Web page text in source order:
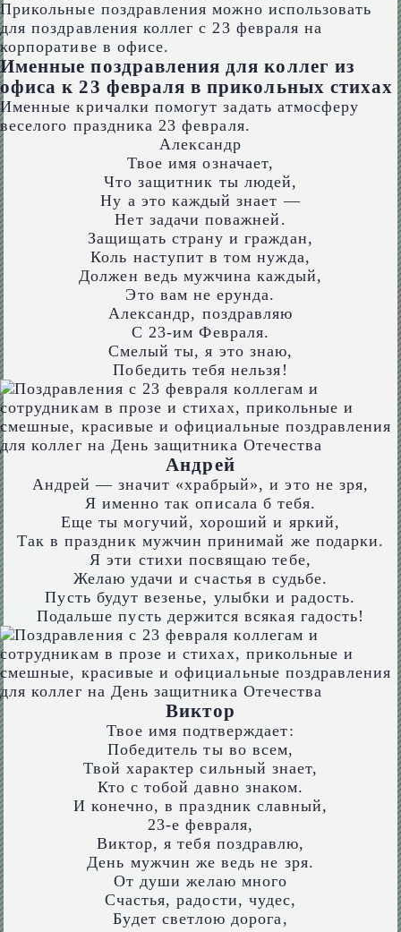
Прикольные поздравления можно использовать
для поздравления коллег с 23 февраля на
корпоративе в офисе.
Именные поздравления для коллег из
офиса к 23 февраля в прикольных стихах
Именные кричалки помогут задать атмосферу
веселого праздника 23 февраля.
Александр
Твое имя означает,
Что защитник ты людей,
Ну а это каждый знает —
Нет задачи поважней.
Защищать страну и граждан,
Коль наступит в том нужда,
Должен ведь мужчина каждый,
Это вам не ерунда.
Александр, поздравляю
С 23-им Февраля.
Смелый ты, я это знаю,
Победить тебя нельзя!
Андрей
Андрей — значит «храбрый», и это не зря,
Я именно так описала б тебя.
Еще ты могучий, хороший и яркий,
Так в праздник мужчин принимай же подарки.
Я эти стихи посвящаю тебе,
Желаю удачи и счастья в судьбе.
Пусть будут везенье, улыбки и радость.
Подальше пусть держится всякая гадость!
Виктор
Твое имя подтверждает:
Победитель ты во всем,
Твой характер сильный знает,
Кто с тобой давно знаком.
И конечно, в праздник славный,
23-е февраля,
Виктор, я тебя поздравлю,
День мужчин же ведь не зря.
От души желаю много
Счастья, радости, чудес,
Будет светлою дорога,